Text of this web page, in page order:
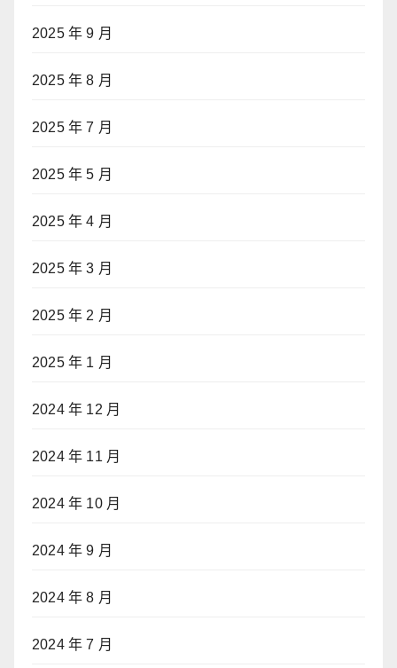
2025 年 9 月
2025 年 8 月
2025 年 7 月
2025 年 5 月
2025 年 4 月
2025 年 3 月
2025 年 2 月
2025 年 1 月
2024 年 12 月
2024 年 11 月
2024 年 10 月
2024 年 9 月
2024 年 8 月
2024 年 7 月